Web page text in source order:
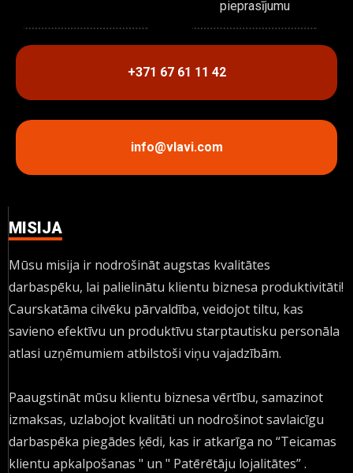
+371 67 61 11 42
info@vlavi.com
pieprasījumu
MISIJA
Mūsu misija ir nodrošināt augstas kvalitātes
darbaspēku, lai palielinātu klientu biznesa produktivitāti!
Caurskatāma cilvēku pārvaldība, veidojot tiltu, kas
savieno efektīvu un produktīvu starptautisku personāla
atlasi uzņēmumiem atbilstoši viņu vajadzībām.
Paaugstināt mūsu klientu biznesa vērtību, samazinot
izmaksas, uzlabojot kvalitāti un nodrošinot savlaicīgu
darbaspēka piegādes ķēdi, kas ir atkarīga no “Teicamas
klientu apkalpošanas " un " Patērētāju lojalitātes” .